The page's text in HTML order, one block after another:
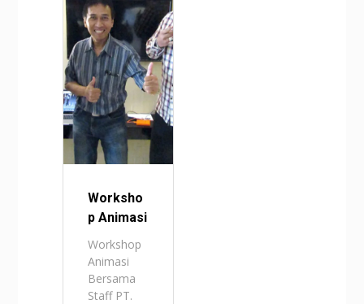
Worksho
p Animasi
Workshop
Animasi
Bersama
Staff PT.